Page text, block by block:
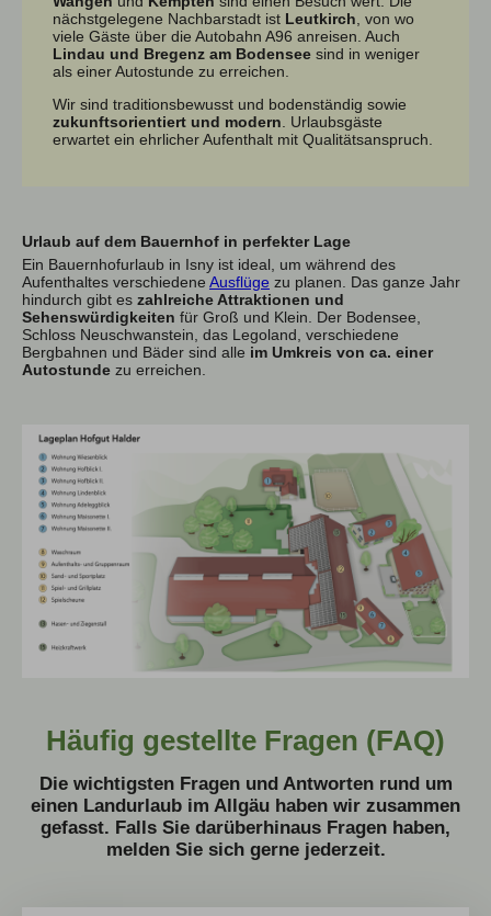
nächstgelegene Nachbarstadt ist Leutkirch , von wo
viele Gäste über die Autobahn A96 anreisen. Auch
Lindau und Bregenz am Bodensee sind in weniger
als einer Autostunde zu erreichen.
Wir sind traditionsbewusst und bodenständig sowie
zukunftsorientiert und modern . Urlaubsgäste
erwartet ein ehrlicher Aufenthalt mit Qualitätsanspruch.
Urlaub auf dem Bauernhof in perfekter Lage
Ein Bauernhofurlaub in Isny ist ideal, um während des
Aufenthaltes verschiedene Ausflüge zu planen. Das ganze Jahr
hindurch gibt es zahlreiche Attraktionen und
Sehenswürdigkeiten für Groß und Klein. Der Bodensee,
Schloss Neuschwanstein, das Legoland, verschiedene
Bergbahnen und Bäder sind alle im Umkreis von ca. einer
Autostunde zu erreichen.
Häufig gestellte Fragen (FAQ)
Die wichtigsten Fragen und Antworten rund um
einen Landurlaub im Allgäu haben wir zusammen
gefasst. Falls Sie darüberhinaus Fragen haben,
melden Sie sich gerne jederzeit.